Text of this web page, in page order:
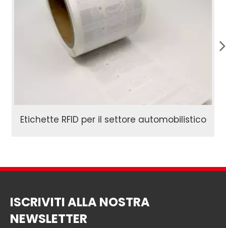
Etichette RFID per il settore automobilistico
ISCRIVITI ALLA NOSTRA
NEWSLETTER